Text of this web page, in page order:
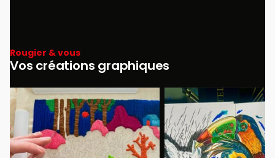
Rougier & vous
Vos créations graphiques